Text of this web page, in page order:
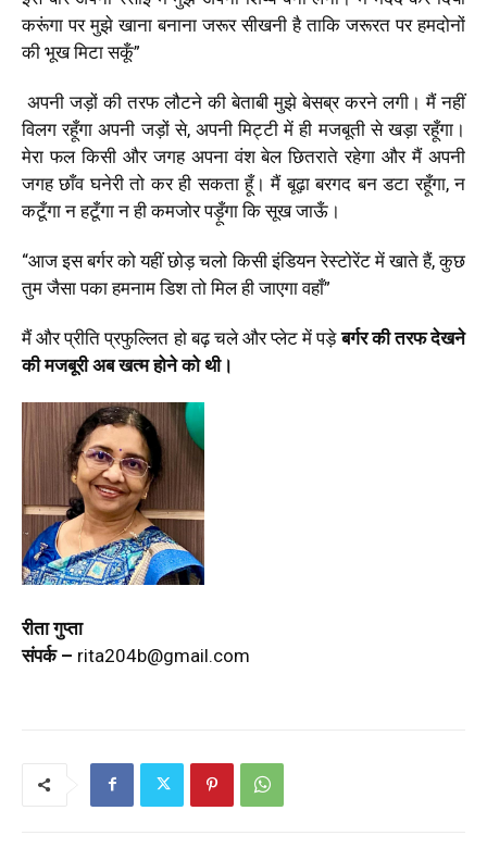
करूंगा पर मुझे खाना बनाना जरूर सीखनी है ताकि जरूरत पर हमदोनों
की भूख मिटा सकूँ”
अपनी जड़ों की तरफ लौटने की बेताबी मुझे बेसब्र करने लगी। मैं नहीं
विलग रहूँगा अपनी जड़ों से, अपनी मिट्टी में ही मजबूती से खड़ा रहूँगा।
मेरा फल किसी और जगह अपना वंश बेल छितराते रहेगा और मैं अपनी
जगह छाँव घनेरी तो कर ही सकता हूँ। मैं बूढ़ा बरगद बन डटा रहूँगा, न
कटूँगा न हटूँगा न ही कमजोर पड़ूँगा कि सूख जाऊँ।
“आज इस बर्गर को यहीं छोड़ चलो किसी इंडियन रेस्टोरेंट में खाते हैं, कुछ
तुम जैसा पका हमनाम डिश तो मिल ही जाएगा वहाँ”
मैं और प्रीति प्रफुल्लित हो बढ़ चले और प्लेट में पड़ेबर्गर की तरफ देखने
की मजबूरी अब खत्म होने को थी।
रीता गुप्ता
संपर्क – rita204b@gmail.com